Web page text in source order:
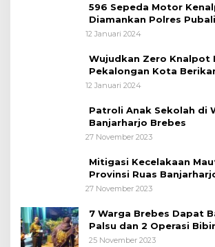
596 Sepeda Motor
Diamankan Polres
12 Januari 2024
Wujudkan Zero Knalpot
Pekalongan Kota
Kepada Pelajar
12 Januari 2024
Patroli Anak Sekolah di
Banjarharjo Brebes
27 November 2023
Mitigasi Kecelakaan
Provinsi Ruas
27 November 2023
7 Warga Brebes Dapat
Palsu dan 2 Operasi
25 November 2023